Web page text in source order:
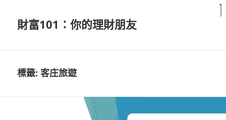
財富101：你的理財朋友
標籤:客庄旅遊